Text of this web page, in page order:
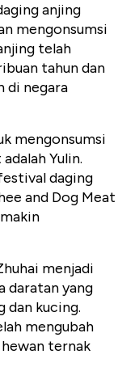
anjing
mengonsumsi
telah
tahun dan
di negara
mengonsumsi
Yulin.
daging
and Dog Meat
menjadi
daratan yang
dan kucing.
mengubah
ternak